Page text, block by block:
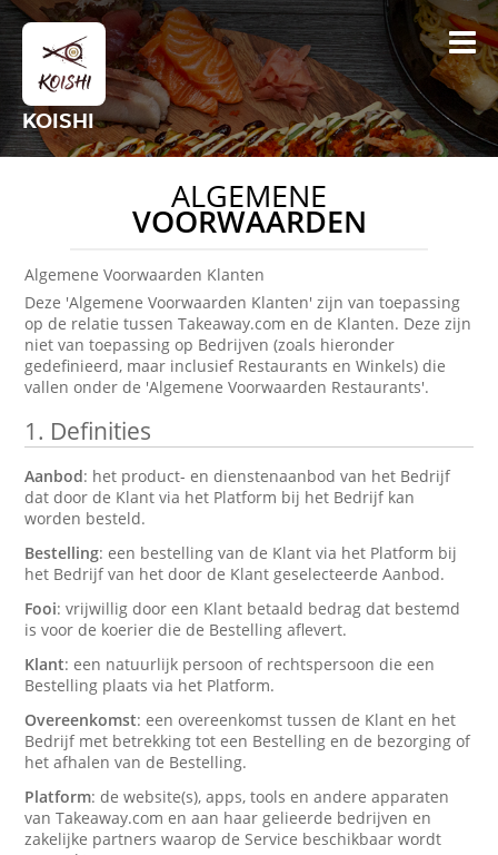
KOISHI
ALGEMENE
VOORWAARDEN
Algemene Voorwaarden Klanten
Deze 'Algemene Voorwaarden Klanten' zijn van toepassing
op de relatie tussen Takeaway.com en de Klanten. Deze zijn
niet van toepassing op Bedrijven (zoals hieronder
gedefinieerd, maar inclusief Restaurants en Winkels) die
vallen onder de 'Algemene Voorwaarden Restaurants'.
1. Definities
Aanbod: het product- en dienstenaanbod van het Bedrijf
dat door de Klant via het Platform bij het Bedrijf kan
worden besteld.
Bestelling: een bestelling van de Klant via het Platform bij
het Bedrijf van het door de Klant geselecteerde Aanbod.
Fooi: vrijwillig door een Klant betaald bedrag dat bestemd
is voor de koerier die de Bestelling aflevert.
Klant: een natuurlijk persoon of rechtspersoon die een
Bestelling plaats via het Platform.
Overeenkomst: een overeenkomst tussen de Klant en het
Bedrijf met betrekking tot een Bestelling en de bezorging of
het afhalen van de Bestelling.
Platform: de website(s), apps, tools en andere apparaten
van Takeaway.com en aan haar gelieerde bedrijven en
zakelijke partners waarop de Service beschikbaar wordt